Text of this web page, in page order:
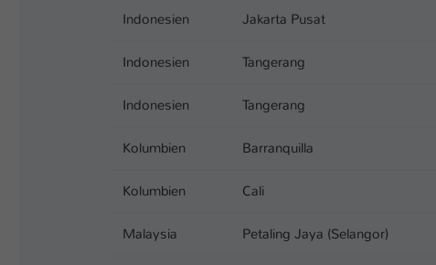
Indonesien Jakarta Pusat
Indonesien Tangerang
Indonesien Tangerang
Kolumbien Barranquilla
Kolumbien Cali
Malaysia Petaling Jaya (Selangor)